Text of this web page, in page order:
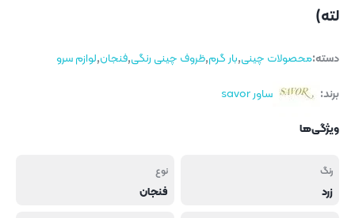
لته)
دسته:محصولات چینی,بار گرم,ظروف چینی رنگی,فنجان,لوازم سرو
برند:
ساور savor
ویژگی‌ها
رنگ
زرد
نوع
فنجان